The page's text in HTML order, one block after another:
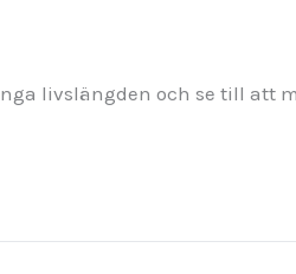
livslängden och se till att